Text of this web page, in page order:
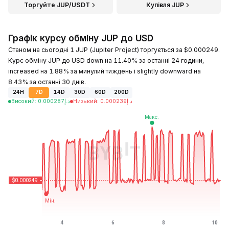
Торгуйте JUP/USDT Купівля JUP
Графік курсу обміну JUP до USD
Станом на сьогодні 1 JUP (Jupiter Project) торгується за $0.000249.
Курс обміну JUP до USD down на 11.40% за останні 24 години,
increased на 1.88% за минулий тиждень і slightly downward на
8.43% за останні 30 днів.
24H 7D 14D 30D 60D
200D
Високий: د.إ0.000287 Низький: د.إ0.000239
Останнє оновлення: 2026-08-10, 04:51 GMT+0